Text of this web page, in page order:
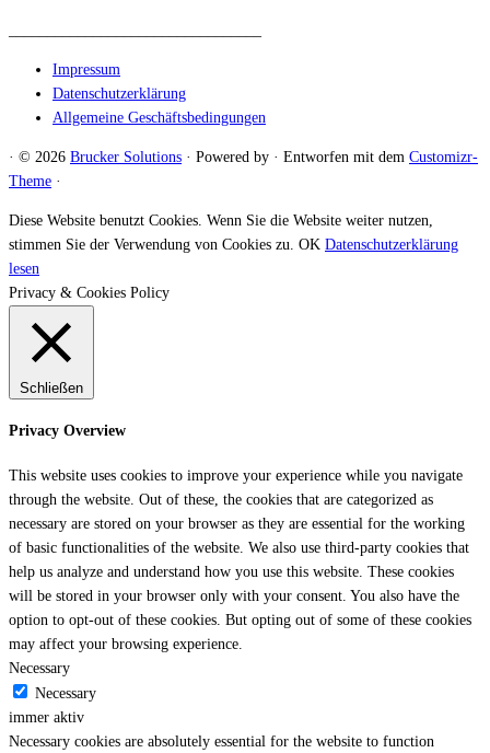
Impressum
Datenschutzerklärung
Allgemeine Geschäftsbedingungen
· © 2026 Brucker Solutions · Powered by · Entworfen mit dem Customizr-
Theme ·
Diese Website benutzt Cookies. Wenn Sie die Website weiter nutzen,
stimmen Sie der Verwendung von Cookies zu. OK Datenschutzerklärung
lesen
Privacy & Cookies Policy
Schließen
Privacy Overview
This website uses cookies to improve your experience while you navigate
through the website. Out of these, the cookies that are categorized as
necessary are stored on your browser as they are essential for the working
of basic functionalities of the website. We also use third-party cookies that
help us analyze and understand how you use this website. These cookies
will be stored in your browser only with your consent. You also have the
option to opt-out of these cookies. But opting out of some of these cookies
may affect your browsing experience.
Necessary
Necessary
immer aktiv
Necessary cookies are absolutely essential for the website to function